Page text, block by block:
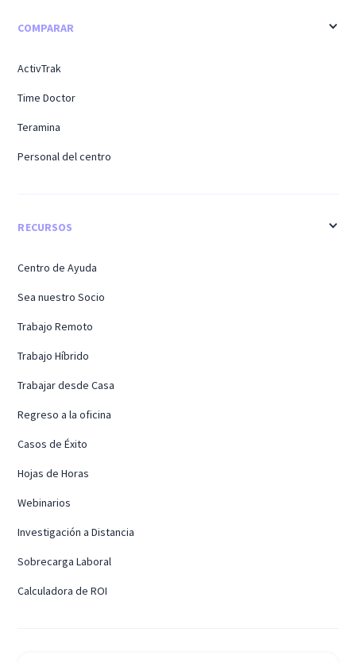
COMPARAR
ActivTrak
Time Doctor
Teramina
Personal del centro
RECURSOS
Centro de Ayuda
Sea nuestro Socio
Trabajo Remoto
Trabajo Híbrido
Trabajar desde Casa
Regreso a la oficina
Casos de Éxito
Hojas de Horas
Webinarios
Investigación a Distancia
Sobrecarga Laboral
Calculadora de ROI